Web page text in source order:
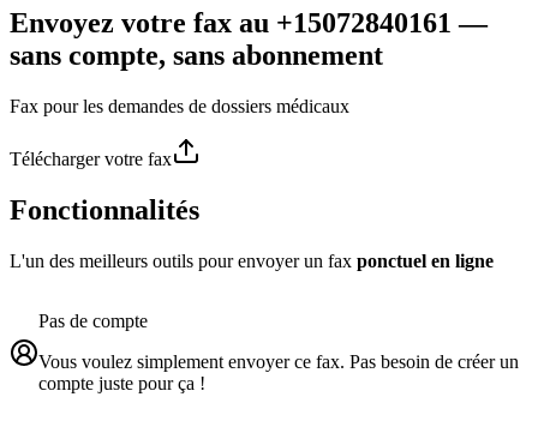
Envoyez votre fax au +15072840161 —
sans compte, sans abonnement
Fax pour les demandes de dossiers médicaux
Télécharger votre fax
Fonctionnalités
L'un des meilleurs outils pour envoyer un fax ponctuel en ligne
Pas de compte
Vous voulez simplement envoyer ce fax. Pas besoin de créer un
compte juste pour ça !